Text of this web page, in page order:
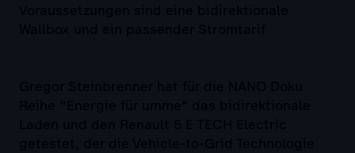
Voraussetzungen sind eine bidirektionale
Wallbox und ein passender Stromtarif
Gregor Steinbrenner hat für die NANO Doku
Reihe "Energie für umme“ das bidirektionale
Laden und den Renault 5 E TECH Electric
getestet, der die Vehicle-to-Grid Technologie